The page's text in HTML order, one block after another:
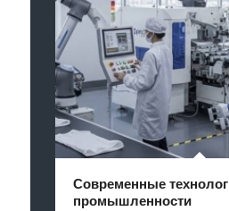
Современные
промышленности